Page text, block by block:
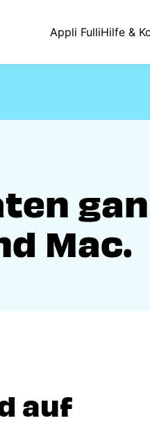
Appli FulliHilfe &
Mac.
auf